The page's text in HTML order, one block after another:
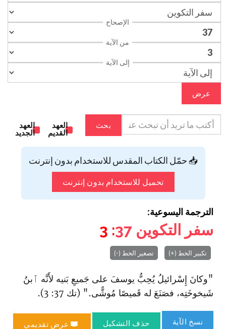
الإصحاح
من الآية
إلى الآية
عرض
بحث
العهد
القديم
العهد
الجديد
📥 حمّل الكتاب المقدس للاستخدام بدون إنترنت
تحميل للاستخدام بدون إنترنت
الترجمة اليسوعية:
سفر التكوين 37
: 3
تكبير الخط (+) تصغير الخط (-)
"وكانَ إِسْرائيلُ يُحِبُّ يوسفَ على جَميعِ بَنيه لأَنَّه ٱبنُ
شَيخوخَتِه، فصَنَعَ له قَميصًا مُوشًّى." (تك 37: 3).
نسخ الآية حذف التشكيل عرض تقديمي